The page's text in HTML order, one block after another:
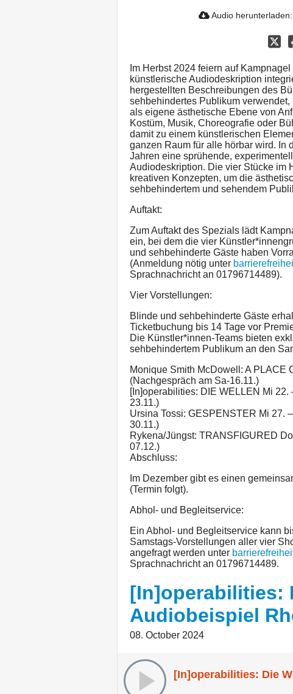
Audio herunterladen:
Im Herbst 2024 feiern auf
künstlerische Audiodeskription
hergestellten Beschreibungen des
sehbehindertes Publikum
als eigene ästhetische Ebene von
Kostüm, Musik, Choreografie oder
damit zu einem künstlerischen
ganzen Raum für alle hörbar wird. In
Jahren eine sprühende,
Audiodeskription. Die vier Stücke im
kreativen Konzepten, um die
sehbehindertem und sehendem
Auftakt:
Zum Auftakt des Spezials lädt
ein, bei dem die vier
und sehbehinderte Gäste haben
(Anmeldung nötig unter
Sprachnachricht an 01796714489).
Vier Vorstellungen:
Blinde und sehbehinderte Gäste
Ticketbuchung bis 14 Tage vor
Die Künstler*innen-Teams bieten
sehbehindertem Publikum an den
Monique Smith McDowell: A PLACE
(Nachgespräch am Sa-16.11.)
[In]operabilities: DIE WELLEN Mi
23.11.)
Ursina Tossi: GESPENSTER Mi 27.
30.11.)
Rykena/Jüngst: TRANSFIGURED
07.12.)
Abschluss:
Im Dezember gibt es einen
(Termin folgt).
Abhol- und Begleitservice:
Ein Abhol- und Begleitservice kann
Samstags-Vorstellungen aller vier
angefragt werden unter
Sprachnachricht an 01796714489.
[In]operabilities:
Audiobeispiel
08. October 2024